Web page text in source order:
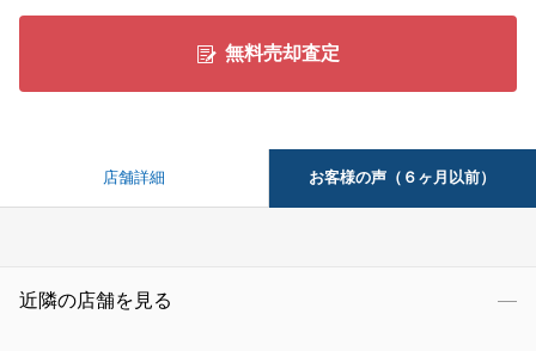
無料売却査定
店舗詳細 お客様の声（６ヶ月以前）
近隣の店舗を見る